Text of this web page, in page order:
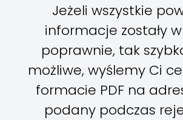
Jeżeli wszystkie
informacje zostały
poprawnie, tak
możliwe, wyślemy Ci
formacie PDF na
podany podczas